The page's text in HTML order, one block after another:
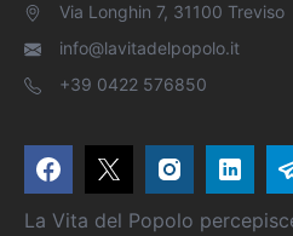
Via Longhin 7, 31100 Treviso
info@lavitadelpopolo.it
+39 0422 576850
La Vita del Popolo